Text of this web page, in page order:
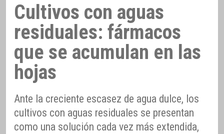
Cultivos con aguas
residuales: fármacos
que se acumulan en las
hojas
Ante la creciente escasez de agua dulce, los
cultivos con aguas residuales se presentan
como una solución cada vez más extendida,